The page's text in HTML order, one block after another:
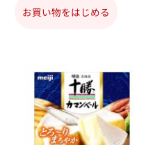
お買い物をはじめる